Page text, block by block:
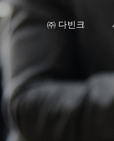
㈜ 다빈크